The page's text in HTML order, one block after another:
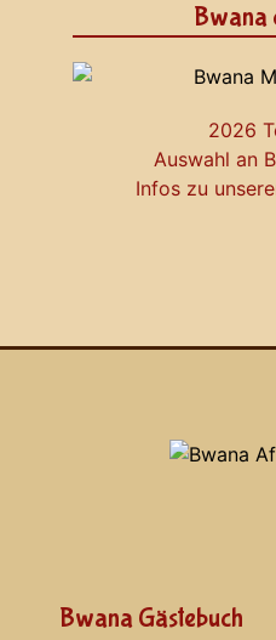
Bwana
2026
Auswahl an
Infos zu
Bwana Gästebuch